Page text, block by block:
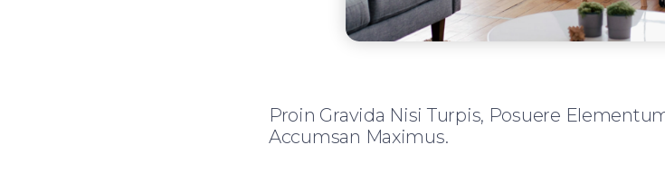
Proin Gravida Nisi Turpis, Posuere
Accumsan Maximus.